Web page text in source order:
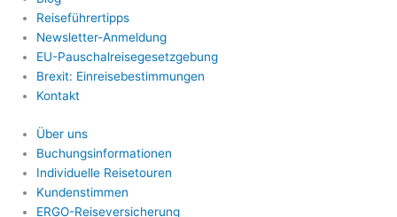
Reiseführertipps
Newsletter-Anmeldung
EU-Pauschalreisegesetzgebung
Brexit: Einreisebestimmungen
Kontakt
Über uns
Buchungsinformationen
Individuelle Reisetouren
Kundenstimmen
ERGO-Reiseversicherung